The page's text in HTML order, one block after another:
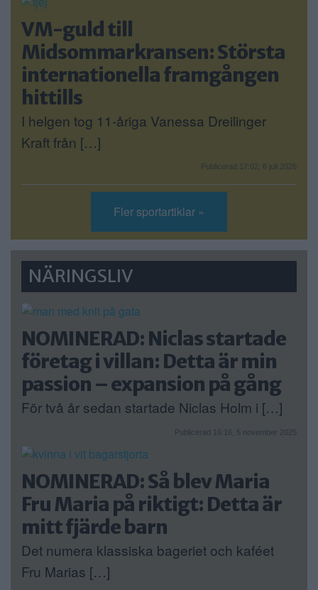
VM-guld till
Midsommarkransen: Största
internationella framgången
hittills
I helgen tog 11-åriga Vanessa Dreilinger
Kraft från […]
Publicerad 17:02, 6 juli 2026
Fler sportartiklar »
NÄRINGSLIV
NOMINERAD: Niclas startade
företag i villan: Detta är min
passion – expansion på gång
För två år sedan startade Niclas Holm i […]
Publicerad 16:16, 5 november 2025
NOMINERAD: Så blev Maria
Fru Maria på riktigt: Detta är
mitt fjärde barn
Det numera klassiska bageriet och kaféet
Fru Marias […]